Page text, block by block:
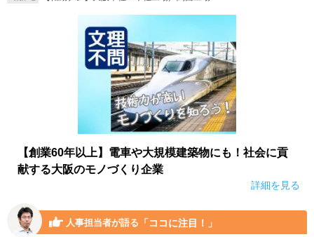
【創業60年以上】電車や大規模建築物にも！社会に貢
献する大阪のモノづくり企業
詳細を見る
人事担当者が語る 「ココに注目！」